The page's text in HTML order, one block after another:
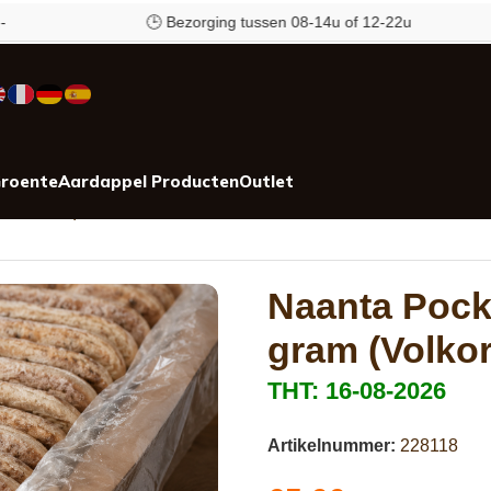
🕒 Bezorging tussen 08-14u of 12-22u
Aardappel ProductenOutlet
Naanta
gram
THT: 16-08-2026
Artikelnummer: 228118